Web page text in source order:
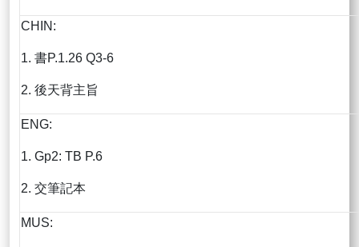
CHIN:
1. 書P.1.26 Q3-6
2. 後天背主旨
ENG:
1. Gp2: TB P.6
2. 交筆記本
MUS: